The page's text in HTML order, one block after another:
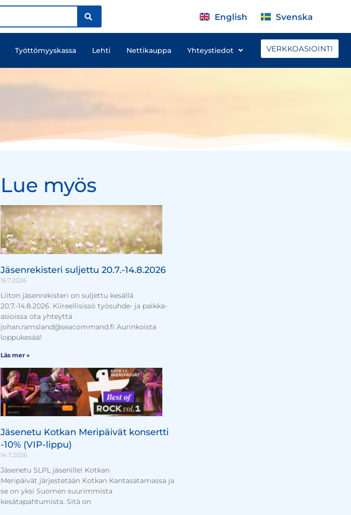
English Svenska
Työttömyyskassa Lehti Nettikauppa Yhteystiedot VERKKOASIOINTI
Lue myös
Jäsenrekisteri suljettu 20.7.-14.8.2026
16.7.2026
Liiton jäsenrekisteri on suljettu kesällä
20.7.-14.8.2026. Kiireellisissö työsuhde- ja palkka-
asioissa ota yhteyttä
johan.ramsland@seacommand.fi Aurinkoista
loppukesää!
Läs mer »
Jäsenetu Kotkan Meripäivät konsertti
-10% (VIP-lippu)
14.7.2026
Jäsenetu SLPL jäsenille! Kotkan
Meripäivät järjestetään Kotkan Kantasatamassa ja
se on yksi Suomen suurimmista
kesätapahtumista. Sitä on